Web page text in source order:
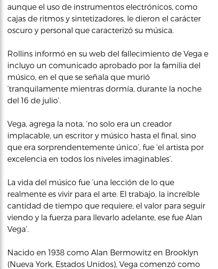
aunque el uso de instrumentos electrónicos, como
cajas de ritmos y sintetizadores, le dieron el carácter
oscuro y personal que caracterizó su música.
Rollins informó en su web del fallecimiento de Vega e
incluyo un comunicado aprobado por la familia del
músico, en el que se señala que murió
‘tranquilamente mientras dormía, durante la noche
del 16 de julio’.
Vega, agrega la nota, ‘no solo era un creador
implacable, un escritor y músico hasta el final, sino
que era sorprendentemente único’, fue ‘el artista por
excelencia en todos los niveles imaginables’.
La vida del músico fue ‘una lección de lo que
realmente es vivir para el arte. El trabajo, la increíble
cantidad de tiempo que requiere, el valor para seguir
viendo y la fuerza para llevarlo adelante, ese fue Alan
Vega’.
Nacido en 1938 como Alan Bermowitz en Brooklyn
(Nueva York, Estados Unidos), Vega comenzó como